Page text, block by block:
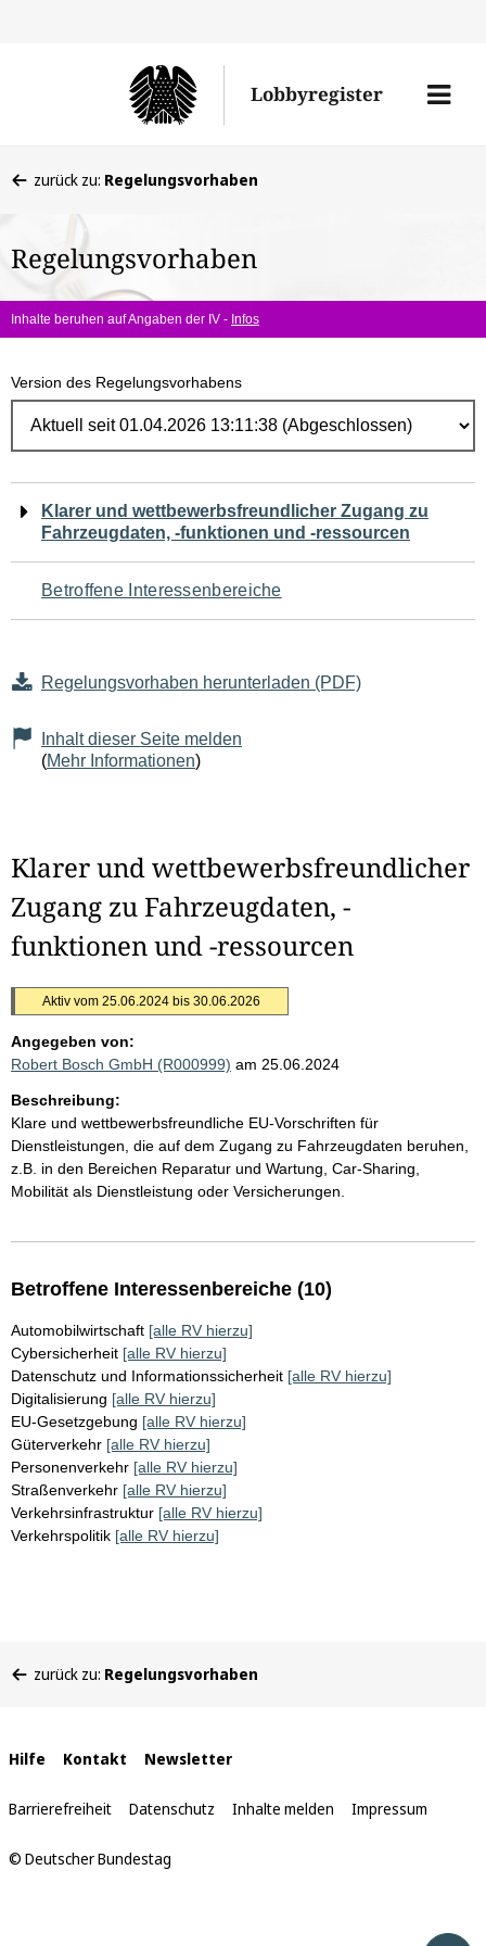
Lobbyregister
Menü
befinden
hier:
zurück zu: Regelungsvorhaben
Regelungsvorhaben
Inhalte beruhen auf Angaben der IV - Infos
Version des Regelungsvorhabens
Navigation
für
den
Klarer und wettbewerbsfreundlicher Zugang zu
Fahrzeugdaten, -funktionen und -ressourcen
Betroffene Interessenbereiche
Regelungsvorhaben herunterladen (PDF)
Inhalt dieser Seite melden
(Mehr Informationen)
Klarer und wettbewerbsfreundlicher
Zugang zu Fahrzeugdaten, -
funktionen und -ressourcen
Aktiv vom 25.06.2024 bis 30.06.2026
Angegeben von:
Robert Bosch GmbH (R000999) am 25.06.2024
Beschreibung:
Klare und wettbewerbsfreundliche EU-Vorschriften für
Dienstleistungen, die auf dem Zugang zu Fahrzeugdaten beruhen,
z.B. in den Bereichen Reparatur und Wartung, Car-Sharing,
Mobilität als Dienstleistung oder Versicherungen.
Betroffene Interessenbereiche (10)
Automobilwirtschaft [alle RV hierzu]
Cybersicherheit [alle RV hierzu]
Datenschutz und Informationssicherheit [alle RV hierzu]
Digitalisierung [alle RV hierzu]
EU-Gesetzgebung [alle RV hierzu]
Güterverkehr [alle RV hierzu]
Personenverkehr [alle RV hierzu]
Straßenverkehr [alle RV hierzu]
Verkehrsinfrastruktur [alle RV hierzu]
Verkehrspolitik [alle RV hierzu]
befinden
zurück zu: Regelungsvorhaben
Interne
Links
Hilfe Kontakt Newsletter
Barrierefreiheit Datenschutz Inhalte melden Impressum
© Deutscher Bundestag